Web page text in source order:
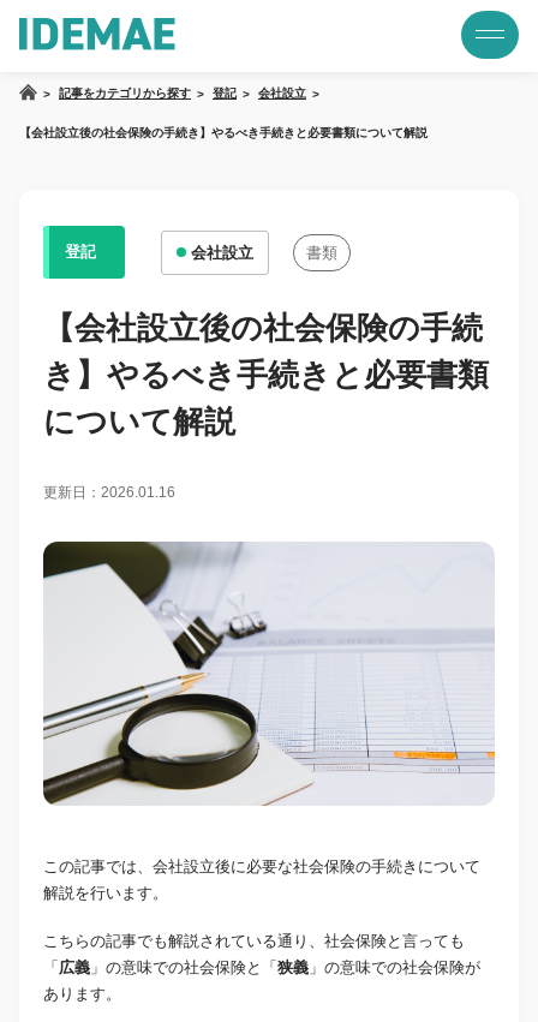
記事をカテゴリから探す 登記 会社設立
【会社設立後の社会保険の手続き】やるべき手続きと必要書類について解説
登記 会社設立 書類
【会社設立後の社会保険の手続
き】やるべき手続きと必要書類
について解説
更新日：2026.01.16
この記事では、会社設立後に必要な社会保険の手続きについて
解説を行います。
こちらの記事でも解説されている通り、社会保険と言っても
「 広義 」の意味での社会保険と「 狭義 」の意味での社会保険が
あります。